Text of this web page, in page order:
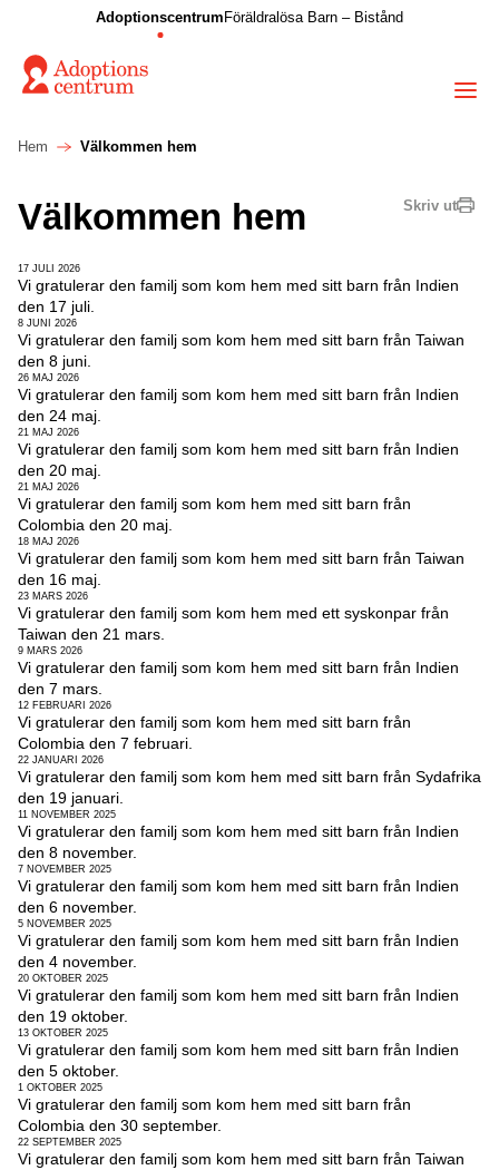
Adoptionscentrum Föräldralösa Barn – Bistånd
Hem Välkommen hem
Skriv ut
Välkommen hem
17 JULI 2026
Vi gratulerar den familj som kom hem med sitt barn från Indien
den 17 juli.
8 JUNI 2026
Vi gratulerar den familj som kom hem med sitt barn från Taiwan
den 8 juni.
26 MAJ 2026
Vi gratulerar den familj som kom hem med sitt barn från Indien
den 24 maj.
21 MAJ 2026
Vi gratulerar den familj som kom hem med sitt barn från Indien
den 20 maj.
21 MAJ 2026
Vi gratulerar den familj som kom hem med sitt barn från
Colombia den 20 maj.
18 MAJ 2026
Vi gratulerar den familj som kom hem med sitt barn från Taiwan
den 16 maj.
23 MARS 2026
Vi gratulerar den familj som kom hem med ett syskonpar från
Taiwan den 21 mars.
9 MARS 2026
Vi gratulerar den familj som kom hem med sitt barn från Indien
den 7 mars.
12 FEBRUARI 2026
Vi gratulerar den familj som kom hem med sitt barn från
Colombia den 7 februari.
22 JANUARI 2026
Vi gratulerar den familj som kom hem med sitt barn från Sydafrika
den 19 januari.
11 NOVEMBER 2025
Vi gratulerar den familj som kom hem med sitt barn från Indien
den 8 november.
7 NOVEMBER 2025
Vi gratulerar den familj som kom hem med sitt barn från Indien
den 6 november.
5 NOVEMBER 2025
Vi gratulerar den familj som kom hem med sitt barn från Indien
den 4 november.
20 OKTOBER 2025
Vi gratulerar den familj som kom hem med sitt barn från Indien
den 19 oktober.
13 OKTOBER 2025
Vi gratulerar den familj som kom hem med sitt barn från Indien
den 5 oktober.
1 OKTOBER 2025
Vi gratulerar den familj som kom hem med sitt barn från
Colombia den 30 september.
22 SEPTEMBER 2025
Vi gratulerar den familj som kom hem med sitt barn från Taiwan